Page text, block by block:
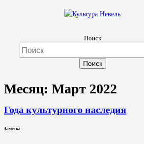
Культура Невель
МБУК Невельского района "Культура и досуг"
Поиск
Месяц: Март 2022
Года культурного наследия
Заметка